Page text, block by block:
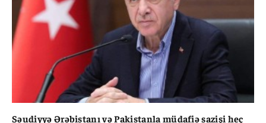
Səudiyyə Ərəbistanı və Pakistanla müdafiə sazişi heç